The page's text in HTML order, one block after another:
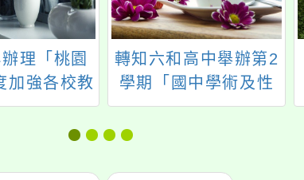
辦理「桃園
加強各校教
特教知能
案，請踴躍
轉知六和高中舉辦第2
學期「國中學術及性
向探索活動」